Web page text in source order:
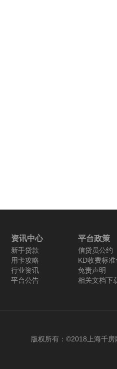
资讯中心
新手贷款
用卡攻略
行业资讯
平台公告
平台政策
信贷员公约
KD收费标准
免责声明
相关文档下
版权所有：©2018上海千房